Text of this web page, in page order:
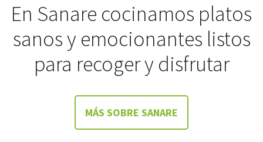
En Sanare cocinamos platos
sanos y emocionantes listos
para recoger y disfrutar
MÁS SOBRE SANARE